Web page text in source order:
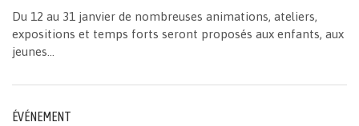
Du 12 au 31 janvier de nombreuses animations, ateliers,
expositions et temps forts seront proposés aux enfants, aux
jeunes...
ÉVÉNEMENT